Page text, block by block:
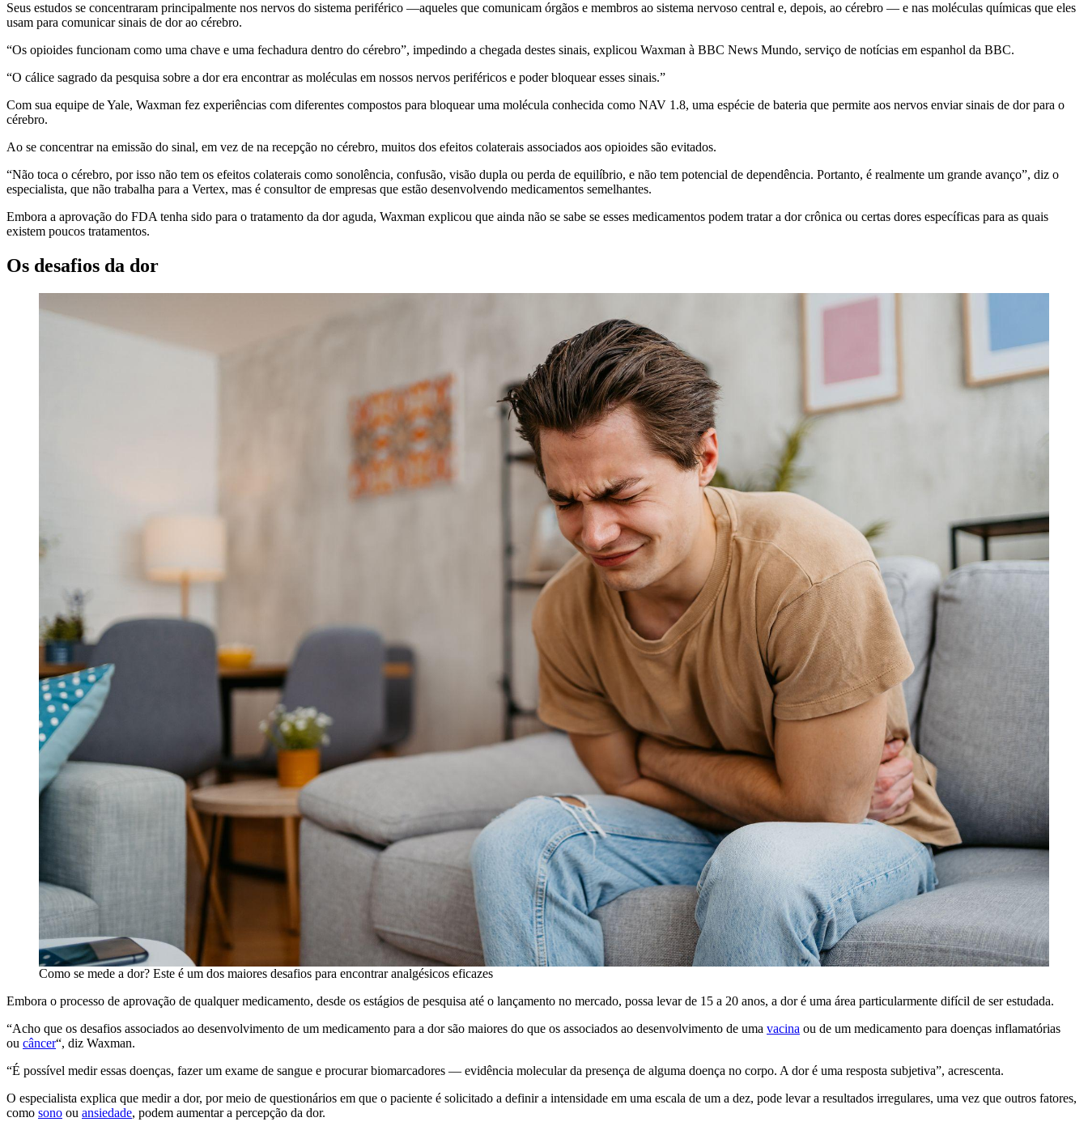
Seus estudos se concentraram principalmente nos nervos do sistema periférico —aqueles que comunicam órgãos e membros ao sistema nervoso central e, depois, ao cérebro — e nas moléculas químicas que eles
usam para comunicar sinais de dor ao cérebro.
“Os opioides funcionam como uma chave e uma fechadura dentro do cérebro”, impedindo a chegada destes sinais, explicou Waxman à BBC News Mundo, serviço de notícias em espanhol da BBC.
“O cálice sagrado da pesquisa sobre a dor era encontrar as moléculas em nossos nervos periféricos e poder bloquear esses sinais.”
Com sua equipe de Yale, Waxman fez experiências com diferentes compostos para bloquear uma molécula conhecida como NAV 1.8, uma espécie de bateria que permite aos nervos enviar sinais de dor para o
cérebro.
Ao se concentrar na emissão do sinal, em vez de na recepção no cérebro, muitos dos efeitos colaterais associados aos opioides são evitados.
“Não toca o cérebro, por isso não tem os efeitos colaterais como sonolência, confusão, visão dupla ou perda de equilíbrio, e não tem potencial de dependência. Portanto, é realmente um grande avanço”, diz o
especialista, que não trabalha para a Vertex, mas é consultor de empresas que estão desenvolvendo medicamentos semelhantes.
Embora a aprovação do FDA tenha sido para o tratamento da dor aguda, Waxman explicou que ainda não se sabe se esses medicamentos podem tratar a dor crônica ou certas dores específicas para as quais
existem poucos tratamentos.
Os desafios da dor
Como se mede a dor? Este é um dos maiores desafios para encontrar analgésicos eficazes
Embora o processo de aprovação de qualquer medicamento, desde os estágios de pesquisa até o lançamento no mercado, possa levar de 15 a 20 anos, a dor é uma área particularmente difícil de ser estudada.
“Acho que os desafios associados ao desenvolvimento de um medicamento para a dor são maiores do que os associados ao desenvolvimento de uma vacina ou de um medicamento para doenças inflamatórias
ou câncer“, diz Waxman.
“É possível medir essas doenças, fazer um exame de sangue e procurar biomarcadores — evidência molecular da presença de alguma doença no corpo. A dor é uma resposta subjetiva”, acrescenta.
O especialista explica que medir a dor, por meio de questionários em que o paciente é solicitado a definir a intensidade em uma escala de um a dez, pode levar a resultados irregulares, uma vez que outros fatores,
como sono ou ansiedade, podem aumentar a percepção da dor.